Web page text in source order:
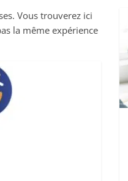
Vous trouverez ici
la même expérience